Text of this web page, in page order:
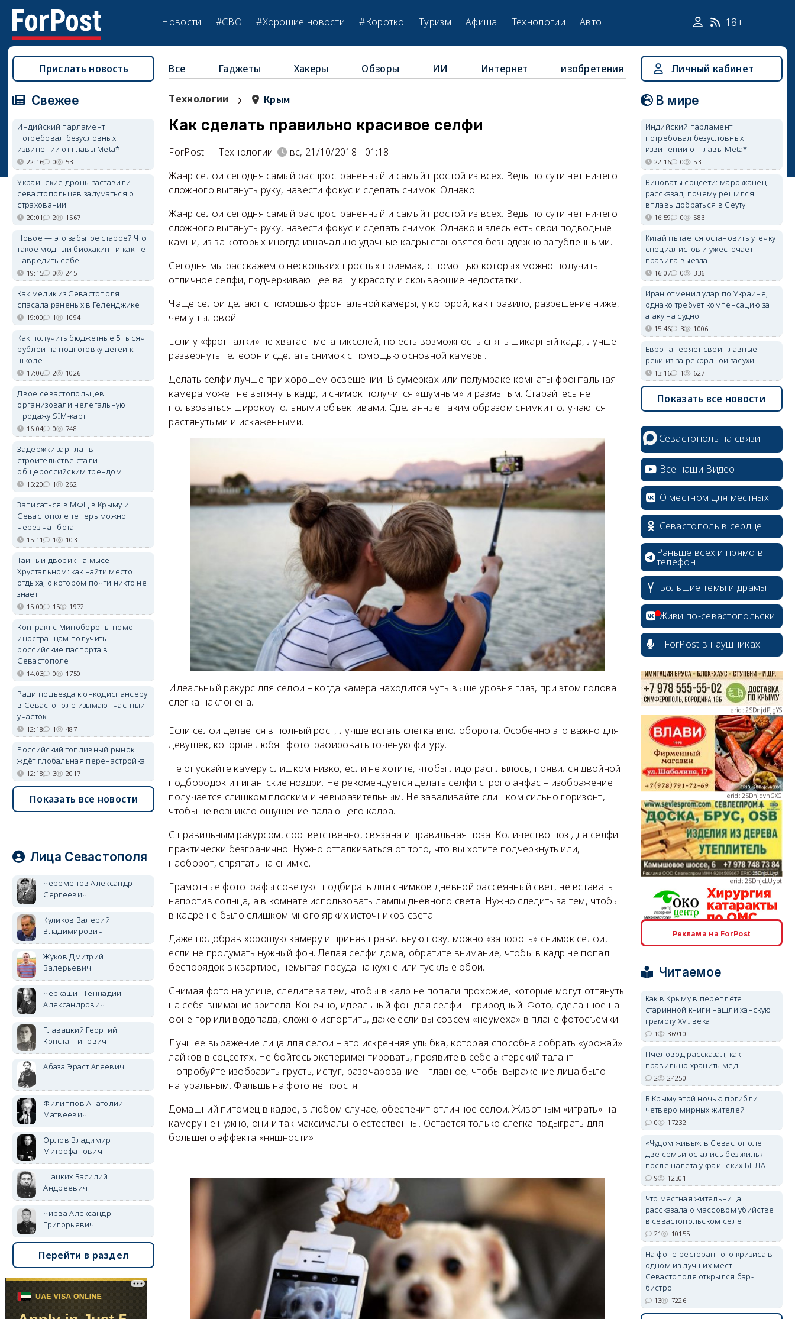
Новости #СВО #Хорошие новости #Коротко Туризм Афиша Технологии Авто 18+
Все Гаджеты Хакеры Обзоры ИИ Интернет изобретения
Технологии › Крым
Как сделать правильно красивое селфи
ForPost — Технологии
вс, 21/10/2018 - 01:18
Жанр селфи сегодня самый распространенный и самый простой из всех. Ведь по сути нет ничего
сложного вытянуть руку, навести фокус и сделать снимок. Однако
Жанр селфи сегодня самый распространенный и самый простой из всех. Ведь по сути нет ничего
сложного вытянуть руку, навести фокус и сделать снимок. Однако и здесь есть свои подводные
камни, из-за которых иногда изначально удачные кадры становятся безнадежно загубленными.
Сегодня мы расскажем о нескольких простых приемах, с помощью которых можно получить
отличное селфи, подчеркивающее вашу красоту и скрывающие недостатки.
Чаще селфи делают с помощью фронтальной камеры, у которой, как правило, разрешение ниже,
чем у тыловой.
Если у «фронталки» не хватает мегапикселей, но есть возможность снять шикарный кадр, лучше
развернуть телефон и сделать снимок с помощью основной камеры.
Делать селфи лучше при хорошем освещении. В сумерках или полумраке комнаты фронтальная
камера может не вытянуть кадр, и снимок получится «шумным» и размытым. Старайтесь не
пользоваться широкоугольными объективами. Сделанные таким образом снимки получаются
растянутыми и искаженными.
Идеальный ракурс для селфи – когда камера находится чуть выше уровня глаз, при этом голова
слегка наклонена.
Если селфи делается в полный рост, лучше встать слегка вполоборота. Особенно это важно для
девушек, которые любят фотографировать точеную фигуру.
Не опускайте камеру слишком низко, если не хотите, чтобы лицо расплылось, появился двойной
подбородок и гигантские ноздри. Не рекомендуется делать селфи строго анфас – изображение
получается слишком плоским и невыразительным. Не заваливайте слишком сильно горизонт,
чтобы не возникло ощущение падающего кадра.
С правильным ракурсом, соответственно, связана и правильная поза. Количество поз для селфи
практически безгранично. Нужно отталкиваться от того, что вы хотите подчеркнуть или,
наоборот, спрятать на снимке.
Грамотные фотографы советуют подбирать для снимков дневной рассеянный свет, не вставать
напротив солнца, а в комнате использовать лампы дневного света. Нужно следить за тем, чтобы
в кадре не было слишком много ярких источников света.
Даже подобрав хорошую камеру и приняв правильную позу, можно «запороть» снимок селфи,
если не продумать нужный фон. Делая селфи дома, обратите внимание, чтобы в кадр не попал
беспорядок в квартире, немытая посуда на кухне или тусклые обои.
Снимая фото на улице, следите за тем, чтобы в кадр не попали прохожие, которые могут оттянуть
на себя внимание зрителя. Конечно, идеальный фон для селфи – природный. Фото, сделанное на
фоне гор или водопада, сложно испортить, даже если вы совсем «неумеха» в плане фотосъемки.
Лучшее выражение лица для селфи – это искренняя улыбка, которая способна собрать «урожай»
лайков в соцсетях. Не бойтесь экспериментировать, проявите в себе актерский талант.
Попробуйте изобразить грусть, испуг, разочарование – главное, чтобы выражение лица было
натуральным. Фальшь на фото не простят.
Домашний питомец в кадре, в любом случае, обеспечит отличное селфи. Животным «играть» на
камеру не нужно, они и так максимально естественны. Остается только слегка подыграть для
большего эффекта «няшности».
Прислать новость
Свежее
Индийский парламент
потребовал безусловных
извинений от главы Meta*
22:16 0 53
Украинские дроны заставили
севастопольцев задуматься о
страховании
20:01 2 1567
Новое — это забытое старое? Что
такое модный биохакинг и как не
навредить себе
19:15 0 245
Как медик из Севастополя
спасала раненых в Геленджике
19:00 1 1094
Как получить бюджетные 5 тысяч
рублей на подготовку детей к
школе
17:06 2 1026
Двое севастопольцев
организовали нелегальную
продажу SIM-карт
16:04 0 748
Задержки зарплат в
строительстве стали
общероссийским трендом
15:20 1 262
Записаться в МФЦ в Крыму и
Севастополе теперь можно
через чат-бота
15:11 1 103
Тайный дворик на мысе
Хрустальном: как найти место
отдыха, о котором почти никто не
знает
15:00 15 1972
Контракт с Минобороны помог
иностранцам получить
российские паспорта в
Севастополе
14:03 0 1750
Ради подъезда к онкодиспансеру
в Севастополе изымают частный
участок
12:18 1 487
Российский топливный рынок
ждёт глобальная перенастройка
12:18 3 2017
Показать все новости
Лица Севастополя
Черемёнов Александр
Сергеевич
Куликов Валерий
Владимирович
Жуков Дмитрий
Валерьевич
Черкашин Геннадий
Александрович
Главацкий Георгий
Константинович
Абаза Эраст Агеевич
Филиппов Анатолий
Матвеевич
Орлов Владимир
Митрофанович
Шацких Василий
Андреевич
Чирва Александр
Григорьевич
Перейти в раздел
Личный кабинет
В мире
Индийский парламент
потребовал безусловных
извинений от главы Meta*
22:16 0 53
Виноваты соцсети: марокканец
рассказал, почему решился
вплавь добраться в Сеуту
16:59 0 583
Китай пытается остановить утечку
специалистов и ужесточает
правила выезда
16:07 0 336
Иран отменил удар по Украине,
однако требует компенсацию за
атаку на судно
15:46 3 1006
Европа теряет свои главные
реки из-за рекордной засухи
13:16 1 627
Показать все новости
Севастополь на связи
Все наши Видео
О местном для местных
Севастополь в сердце
Раньше всех и прямо в
телефон
Большие темы и драмы
Живи по-севастопольски
ForPost в наушниках
erid: 2SDnjcrDNw6
erid: 2SDnjdPjgYS
erid: 2SDnjdvhGXG
erid: 2SDnjcLUypt
erid: 2SDnjcrDNw6
erid: 2SDnjdPjgYS
erid: 2SDnjdvhGXG
Реклама на ForPost
Читаемое
Как в Крыму в переплёте
старинной книги нашли ханскую
грамоту XVI века
1 36910
Пчеловод рассказал, как
правильно хранить мёд
2 24250
В Крыму этой ночью погибли
четверо мирных жителей
0 17232
«Чудом живы»: в Севастополе
две семьи остались без жилья
после налёта украинских БПЛА
9 12301
Что местная жительница
рассказала о массовом убийстве
в севастопольском селе
21 10155
На фоне ресторанного кризиса в
одном из лучших мест
Севастополя открылся бар-
бистро
13 7226